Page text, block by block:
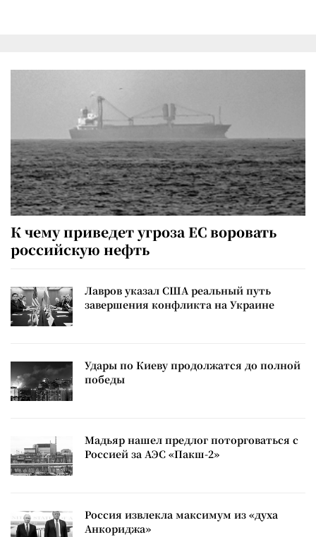
К чему приведет угроза ЕС воровать
российскую нефть
Лавров указал США реальный путь
завершения конфликта на Украине
Удары по Киеву продолжатся до полной
победы
Мадьяр нашел предлог поторговаться с
Россией за АЭС «Пакш-2»
Россия извлекла максимум из «духа
Анкориджа»